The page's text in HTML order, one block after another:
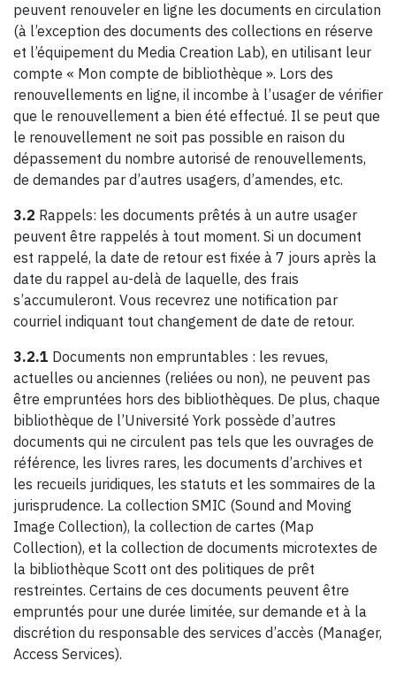
peuvent renouveler en ligne les documents en circulation
(à l’exception des documents des collections en réserve
et l’équipement du Media Creation Lab), en utilisant leur
compte « Mon compte de bibliothèque ». Lors des
renouvellements en ligne, il incombe à l’usager de vérifier
que le renouvellement a bien été effectué. Il se peut que
le renouvellement ne soit pas possible en raison du
dépassement du nombre autorisé de renouvellements,
de demandes par d’autres usagers, d’amendes, etc.
3.2 Rappels: les documents prêtés à un autre usager
peuvent être rappelés à tout moment. Si un document
est rappelé, la date de retour est fixée à 7 jours après la
date du rappel au-delà de laquelle, des frais
s’accumuleront. Vous recevrez une notification par
courriel indiquant tout changement de date de retour.
3.2.1 Documents non empruntables : les revues,
actuelles ou anciennes (reliées ou non), ne peuvent pas
être empruntées hors des bibliothèques. De plus, chaque
bibliothèque de l’Université York possède d’autres
documents qui ne circulent pas tels que les ouvrages de
référence, les livres rares, les documents d’archives et
les recueils juridiques, les statuts et les sommaires de la
jurisprudence. La collection SMIC (Sound and Moving
Image Collection), la collection de cartes (Map
Collection), et la collection de documents microtextes de
la bibliothèque Scott ont des politiques de prêt
restreintes. Certains de ces documents peuvent être
empruntés pour une durée limitée, sur demande et à la
discrétion du responsable des services d’accès (Manager,
Access Services).